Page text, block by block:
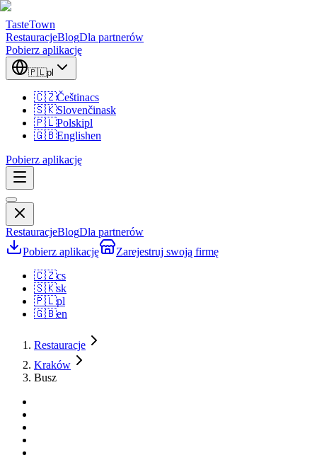
TasteTown
RestauracjeBlogDla partnerów
Pobierz aplikację
🇵🇱pl
🇨🇿Češtinacs
🇸🇰Slovenčinask
🇵🇱Polskipl
🇬🇧Englishen
Pobierz aplikację
RestauracjeBlogDla partnerów
Pobierz aplikację
Zarejestruj swoją firmę
🇨🇿cs
🇸🇰sk
🇵🇱pl
🇬🇧en
Restauracje
Kraków
Busz